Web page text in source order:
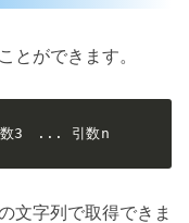
とができます。
数3　... 引数n
文字列で取得できま